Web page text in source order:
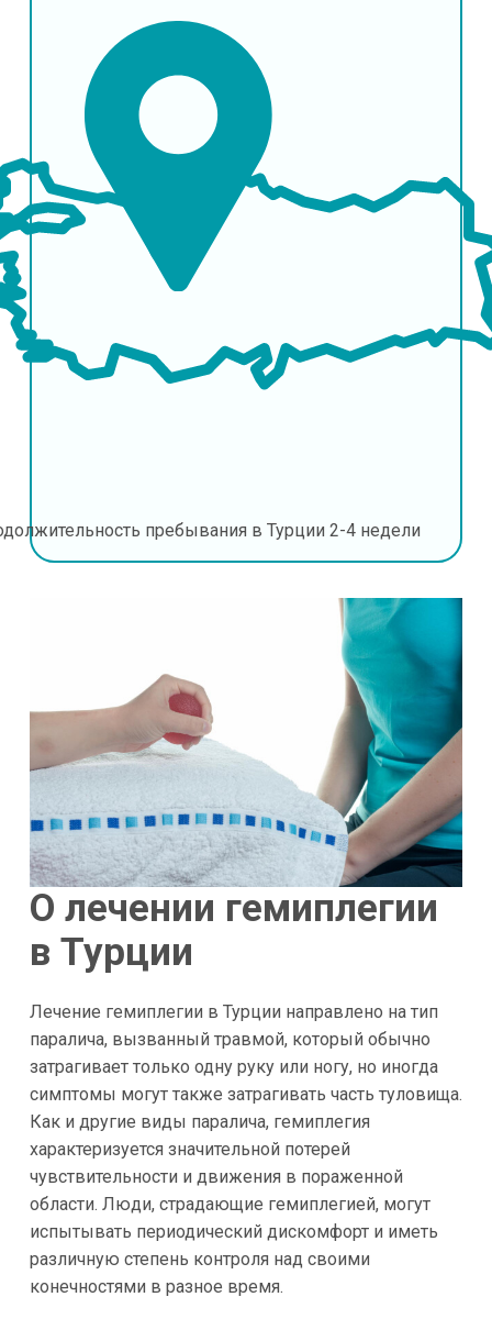
пребывания в Турции 2-4 недели
О лечении гемиплегии
в Турции
Лечение гемиплегии в Турции направлено на тип
паралича, вызванный травмой, который обычно
затрагивает только одну руку или ногу, но иногда
симптомы могут также затрагивать часть туловища.
Как и другие виды паралича, гемиплегия
характеризуется значительной потерей
чувствительности и движения в пораженной
области. Люди, страдающие гемиплегией, могут
испытывать периодический дискомфорт и иметь
различную степень контроля над своими
конечностями в разное время.